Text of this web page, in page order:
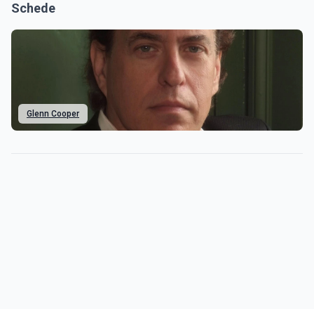
Schede
Glenn Cooper